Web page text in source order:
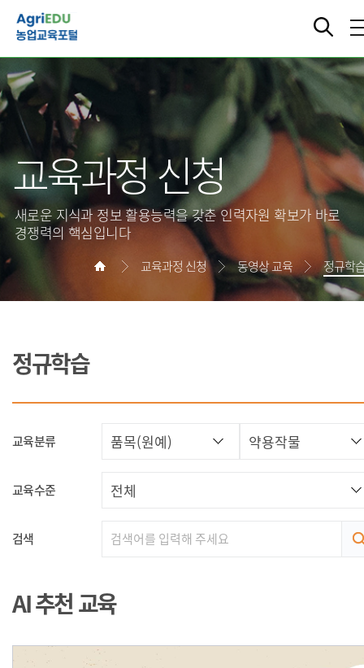
교육과정 신청
새로운 지식과 정보 활용능력을 갖춘 인력자원 확보가 바로
경쟁력의 핵심입니다
교육과정 신청 동영상 교육 정규학
정규학습
교육분류
교육수준
검색
AI 추천 교육